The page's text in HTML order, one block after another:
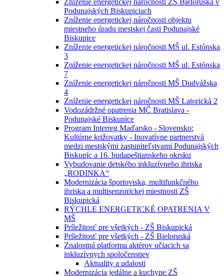
Zníženie energetickej náročnosti ZŠ Bieloruská v
Podunajských Biskupiciach
Zníženie energetickej náročnosti objektu
miestneho úradu mestskej časti Podunajské
Biskupice
Zníženie energetickej náročnosti MŠ ul. Estónska
3
Zníženie energetickej náročnosti MŠ ul. Estónska
7
Zníženie energetickej náročnosti MŠ Dudvážska
4
Zníženie energetickej náročnosti MŠ Latorická 2
Vodozádržné opatrenia MČ Bratislava -
Podunajské Biskupice
Program Interreg Maďarsko - Slovensko:
Kultúrne križovatky - Inovatívne partnerstvá
medzi mestskými zastupiteľstvami Podunajských
Biskupíc a 16. budapeštianskeho okrsku
Vybudovanie detského inkluzívneho ihriska
„RODINKA“
Modernizácia športoviska, multifunkčného
ihriska a multisenzorickej miestnosti ZŠ
Biskupická
RÝCHLE ENERGETICKÉ OPATRENIA V
MŠ
Príležitosť pre všetkých - ZŠ Biskupická
Príležitosť pre všetkých - ZŠ Bieloruská
Znalostná platforma aktérov učiacich sa
inkluzívnych spoločenstiev
Aktuality a udalosti
Modernizácia jedálne a kuchyne ZŠ